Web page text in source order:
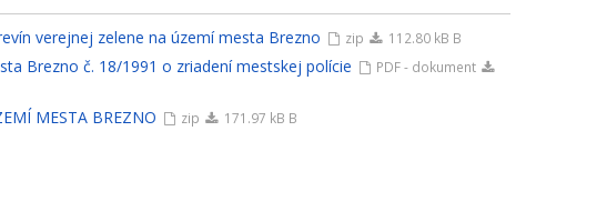
verejnej zelene na území mesta Brezno zip 112.80 kB B
Brezno č. 18/1991 o zriadení mestskej polície
PDF - dokument
MESTA BREZNO zip 171.97 kB B